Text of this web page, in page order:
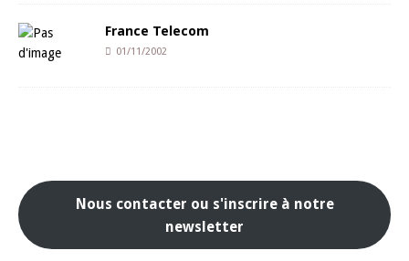
France Telecom
01/11/2002
Nous contacter ou s'inscrire à notre
newsletter